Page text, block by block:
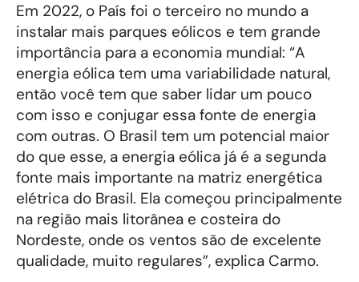
Em 2022, o País foi o terceiro no mundo a
instalar mais parques eólicos e tem grande
importância para a economia mundial: “A
energia eólica tem uma variabilidade natural,
então você tem que saber lidar um pouco
com isso e conjugar essa fonte de energia
com outras. O Brasil tem um potencial maior
do que esse, a energia eólica já é a segunda
fonte mais importante na matriz energética
elétrica do Brasil. Ela começou principalmente
na região mais litorânea e costeira do
Nordeste, onde os ventos são de excelente
qualidade, muito regulares”, explica Carmo.